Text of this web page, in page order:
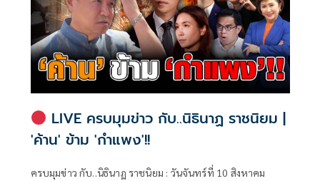
LIVE ครบมุมข่าว กับ..นิธินาฏ ราชนิยม |
'ค้าน' ข้าม 'กำแพง'!!
ครบมุมข่าว กับ..นิธินาฏ ราชนิยม : วันจันทร์ที่ 10 สิงหาคม